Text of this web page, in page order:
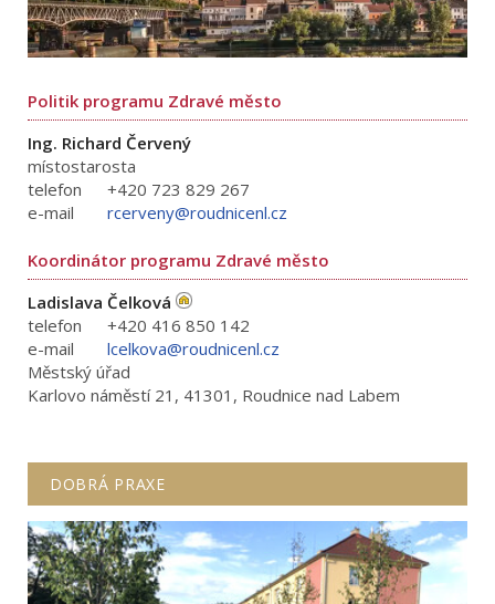
Politik programu Zdravé město
Ing. Richard Červený
místostarosta
telefon
+420 723 829 267
e-mail
rcerveny@roudnicenl.cz
Koordinátor programu Zdravé město
Ladislava Čelková
telefon
+420 416 850 142
e-mail
lcelkova@roudnicenl.cz
Městský úřad
Karlovo náměstí 21, 41301, Roudnice nad Labem
DOBRÁ PRAXE